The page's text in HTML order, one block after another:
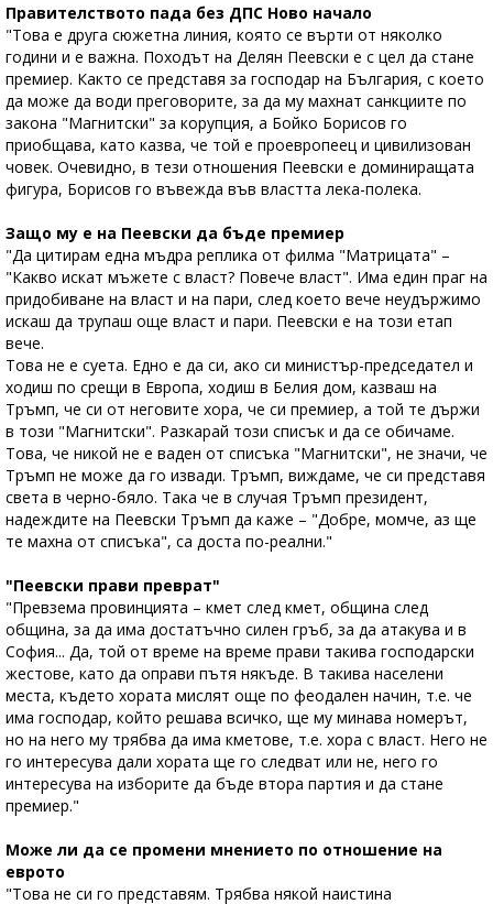
Правителството пада без ДПС Ново начало
"Това е друга сюжетна линия, която се върти от няколко
години и е важна. Походът на Делян Пеевски е с цел да стане
премиер. Както се представя за господар на България, с което
да може да води преговорите, за да му махнат санкциите по
закона "Магнитски" за корупция, а Бойко Борисов го
приобщава, като казва, че той е проевропеец и цивилизован
човек. Очевидно, в тези отношения Пеевски е доминиращата
фигура, Борисов го въвежда във властта лека-полека.
Защо му е на Пеевски да бъде премиер
"Да цитирам една мъдра реплика от филма "Матрицата" –
"Какво искат мъжете с власт? Повече власт". Има един праг на
придобиване на власт и на пари, след което вече неудържимо
искаш да трупаш още власт и пари. Пеевски е на този етап
вече.
Това не е суета. Едно е да си, ако си министър-председател и
ходиш по срещи в Европа, ходиш в Белия дом, казваш на
Тръмп, че си от неговите хора, че си премиер, а той те държи
в този "Магнитски". Разкарай този списък и да се обичаме.
Това, че никой не е ваден от списъка "Магнитски", не значи, че
Тръмп не може да го извади. Тръмп, виждаме, че си представя
света в черно-бяло. Така че в случая Тръмп президент,
надеждите на Пеевски Тръмп да каже – "Добре, момче, аз ще
те махна от списъка", са доста по-реални."
"Пеевски прави преврат"
"Превзема провинцията – кмет след кмет, община след
община, за да има достатъчно силен гръб, за да атакува и в
София... Да, той от време на време прави такива господарски
жестове, като да оправи пътя някъде. В такива населени
места, където хората мислят още по феодален начин, т.е. че
има господар, който решава всичко, ще му минава номерът,
но на него му трябва да има кметове, т.е. хора с власт. Него не
го интересува дали хората ще го следват или не, него го
интересува на изборите да бъде втора партия и да стане
премиер."
Може ли да се промени мнението по отношение на
еврото
"Това не си го представям. Трябва някой наистина